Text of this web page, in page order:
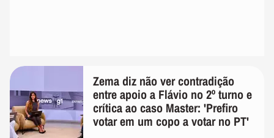
Zema diz não ver contradição
entre apoio a Flávio no 2º turno e
crítica ao caso Master: 'Prefiro
votar em um copo a votar no PT'